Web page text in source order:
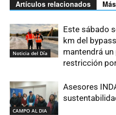
Artículos relacionados
Noticia del Día
Este sábado
km del
mantendrá
restricción
CAMPO AL DIA
Asesores